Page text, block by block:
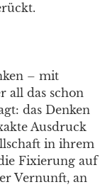
– mit
all das schon
das Denken
Ausdruck
in ihrem
Fixierung auf
Vernunft, an